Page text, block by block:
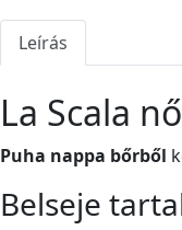
Leírás
La Scala
Puha nappa bőrből
Belseje